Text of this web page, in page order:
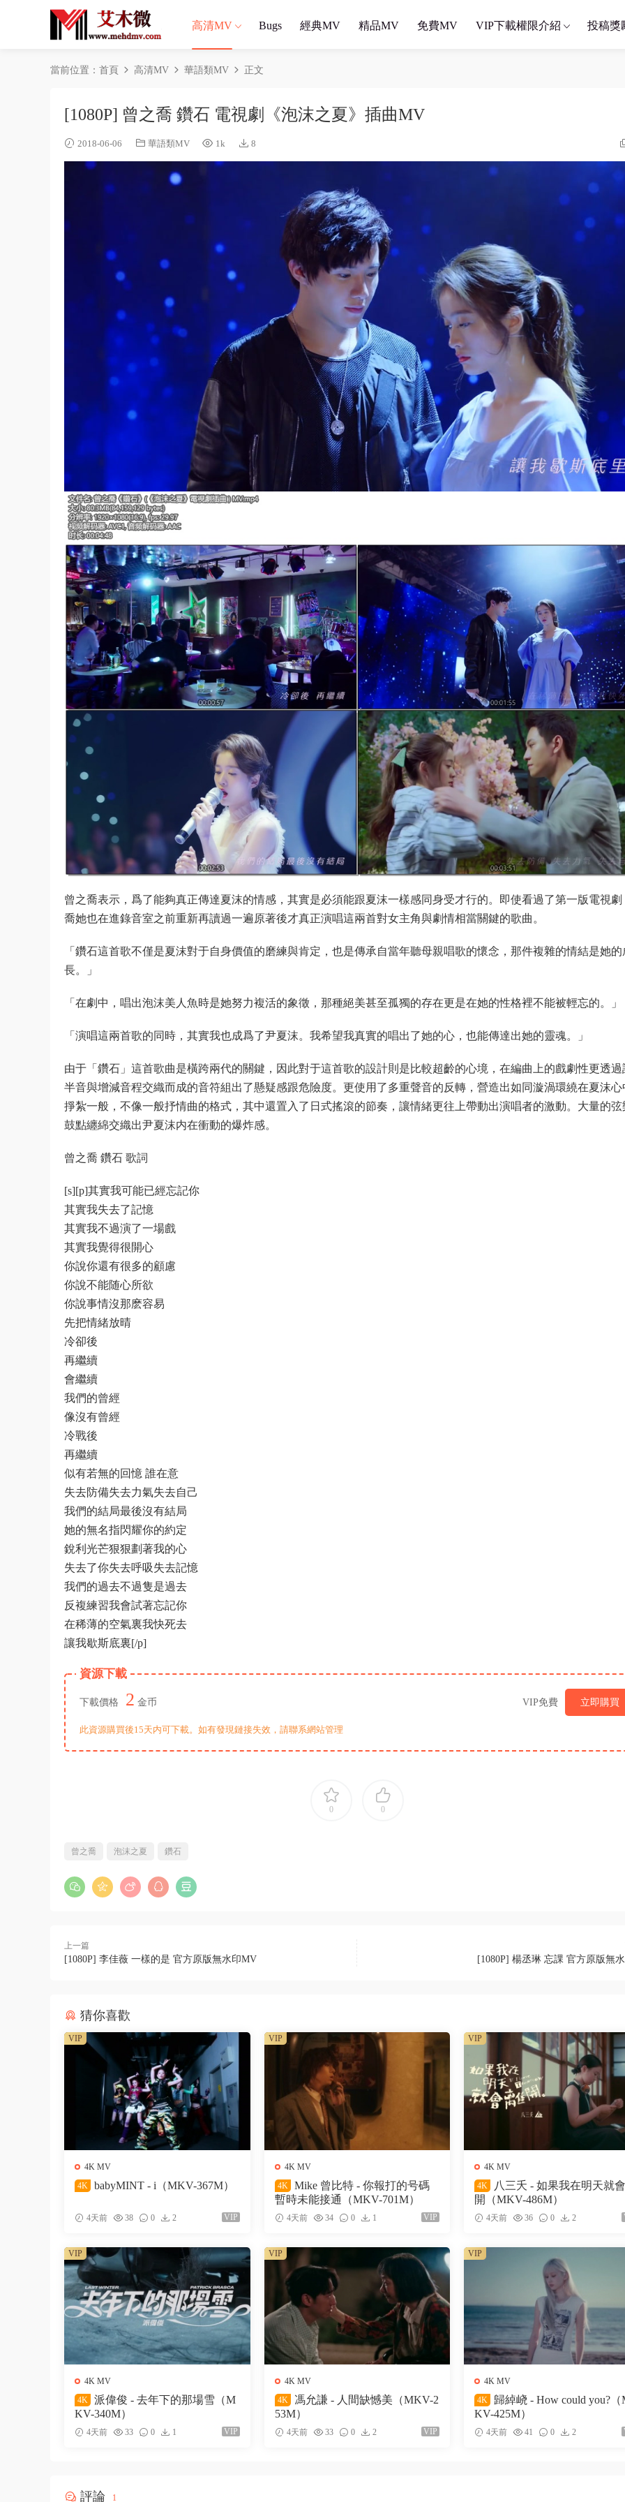
高清MV Bugs 經典MV 精品MV 免費MV VIP下載權限介紹 投稿獎
當前位置： 首頁 高清MV 華語類MV 正文
[1080P] 曾之喬 鑽石 電視劇《泡沫之夏》插曲MV
2018-06-06 華語類MV 1k 8
曾之喬表示，爲了能夠真正傳達夏沫的情感，其實是必須能跟夏沫一樣感同身受才行的。即使看過了第一版電視劇
喬她也在進錄音室之前重新再讀過一遍原著後才真正演唱這兩首對女主角與劇情相當關鍵的歌曲。
「鑽石這首歌不僅是夏沫對于自身價值的磨練與肯定，也是傳承自當年聽母親唱歌的懷念，那件複雜的情結是她的
長。」
「在劇中，唱出泡沫美人魚時是她努力複活的象徵，那種絕美甚至孤獨的存在更是在她的性格裡不能被輕忘的。」
「演唱這兩首歌的同時，其實我也成爲了尹夏沫。我希望我真實的唱出了她的心，也能傳達出她的靈魂。」
由于「鑽石」這首歌曲是橫跨兩代的關鍵，因此對于這首歌的設計則是比較超齡的心境，在編曲上的戲劇性更透過
半音與增減音程交織而成的音符組出了懸疑感跟危險度。更使用了多重聲音的反轉，營造出如同漩渦環繞在夏沫心
掙紮一般，不像一般抒情曲的格式，其中還置入了日式搖滾的節奏，讓情緒更往上帶動出演唱者的激動。大量的弦
鼓點纏綿交織出尹夏沫内在衝動的爆炸感。
曾之喬 鑽石 歌詞
[s][p]其實我可能已經忘記你
其實我失去了記憶
其實我不過演了一場戲
其實我覺得很開心
你說你還有很多的顧慮
你說不能随心所欲
你說事情沒那麽容易
先把情緒放晴
冷卻後
再繼續
會繼續
我們的曾經
像沒有曾經
冷戰後
再繼續
似有若無的回憶 誰在意
失去防備失去力氣失去自己
我們的結局最後沒有結局
她的無名指閃耀你的約定
銳利光芒狠狠劃著我的心
失去了你失去呼吸失去記憶
我們的過去不過隻是過去
反複練習我會試著忘記你
在稀薄的空氣裏我快死去
讓我歇斯底裏[/p]
資源下載
下載價格 2 金币 VIP免費 立即購買
此資源購買後15天内可下載。如有發現鏈接失效，請聯系網站管理
0 0
曾之喬 泡沫之夏 鑽石
上一篇
[1080P] 李佳薇 一樣的是 官方原版無水印MV [1080P] 楊丞琳 忘課 官方原版無
猜你喜歡
4K MV
4K
babyMINT - i（MKV-367M）
4天前 38 0 2 VIP
VIP
4K MV
4K
Mike 曾比特 - 你報打的号碼
暫時未能接通（MKV-701M）
4天前 34 0 1 VIP
VIP
4K MV
4K
八三夭 - 如果我在明天就
開（MKV-486M）
4天前 36 0 2
VIP
4K MV
4K
派偉俊 - 去年下的那場雪（M
KV-340M）
4天前 33 0 1 VIP
VIP
4K MV
4K
馮允謙 - 人間缺憾美（MKV-2
53M）
4天前 33 0 2 VIP
VIP
4K MV
4K
歸綽峣 - How could you?（
KV-425M）
4天前 41 0 2
VIP
評論 1